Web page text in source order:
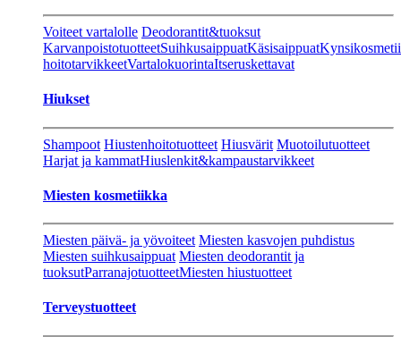
Voiteet vartalolle Deodorantit&tuoksut
KarvanpoistotuotteetSuihkusaippuatKäsisaippuat
hoitotarvikkeetVartalokuorintaItseruskettavat
Hiukset
Shampoot Hiustenhoitotuotteet Hiusvärit Muotoilutuotteet
Harjat ja kammatHiuslenkit&kampaustarvikkeet
Miesten kosmetiikka
Miesten päivä- ja yövoiteet Miesten kasvojen puhdistus
Miesten suihkusaippuat Miesten deodorantit ja
tuoksutParranajotuotteetMiesten hiustuotteet
Terveystuotteet